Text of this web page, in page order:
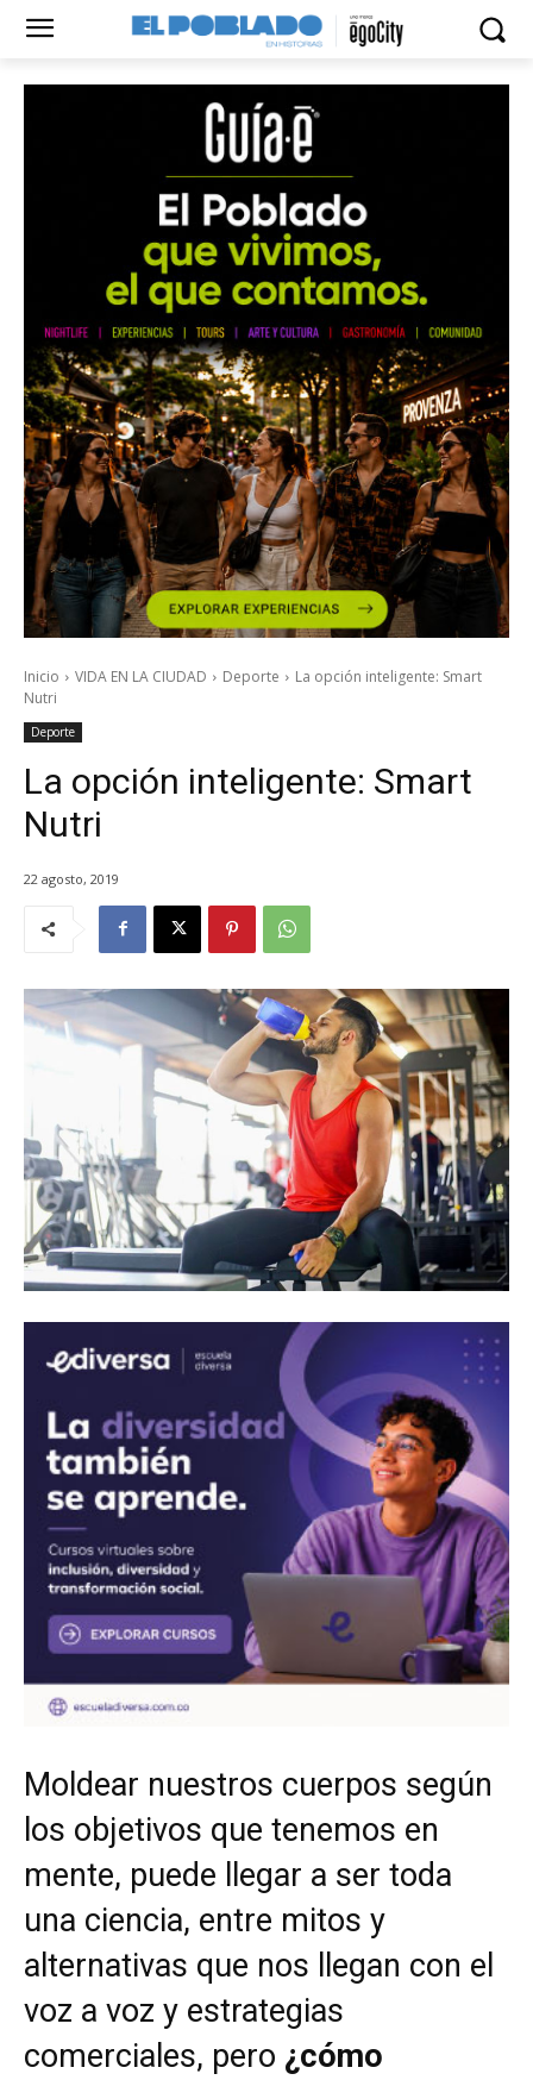
Inicio VIDA EN LA CIUDAD Deporte
La opción inteligente: Smart
Nutri
Deporte
La opción inteligente: Smart
Nutri
22 agosto, 2019
Moldear nuestros cuerpos según
los objetivos que tenemos en
mente, puede llegar a ser toda
una ciencia, entre mitos y
alternativas que nos llegan con el
voz a voz y estrategias
comerciales, pero ¿cómo